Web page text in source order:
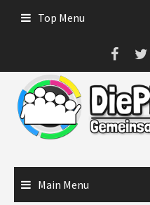
Top Menu
Main Menu